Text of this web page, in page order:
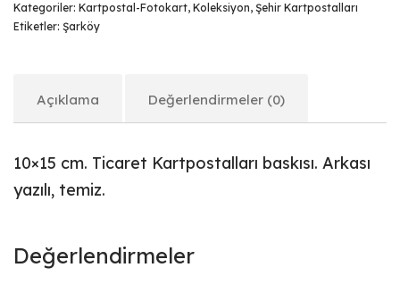
Kategoriler: Kartpostal-Fotokart, Koleksiyon, Şehir Kartpostalları
Etiketler: Şarköy
Açıklama Değerlendirmeler (0)
10×15 cm. Ticaret Kartpostalları baskısı. Arkası
yazılı, temiz.
Değerlendirmeler